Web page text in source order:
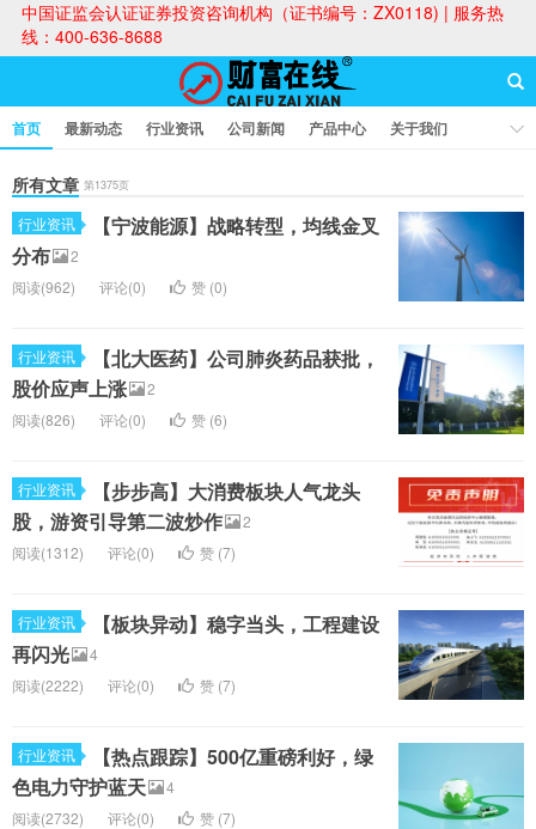
中国证监会认证证券投资咨询机构（证书编号：ZX0118) | 服务热
线：400-636-8688
首页 最新动态 行业资讯 公司新闻 产品中心
关于我们
所有文章 第1375页
行业资讯
【宁波能源】战略转型，均线金叉
分布
2
阅读(962)
评论(0) 赞 (0)
行业资讯
【北大医药】公司肺炎药品获批，
股价应声上涨
2
阅读(826)
评论(0) 赞 (6)
行业资讯
【步步高】大消费板块人气龙头
股，游资引导第二波炒作
2
阅读(1312)
评论(0) 赞 (7)
行业资讯
【板块异动】稳字当头，工程建设
再闪光
4
阅读(2222)
评论(0) 赞 (7)
行业资讯
【热点跟踪】500亿重磅利好，绿
色电力守护蓝天
4
阅读(2732)
评论(0) 赞 (7)